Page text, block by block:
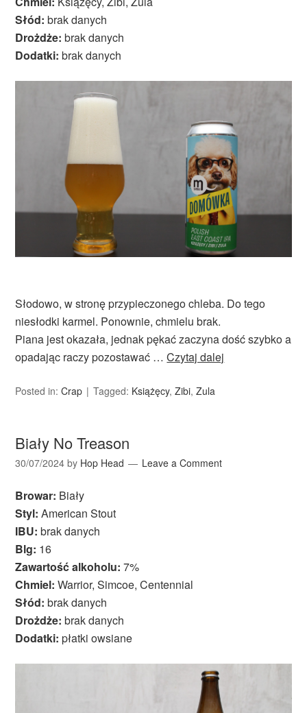
Słód: brak danych
Drożdże: brak danych
Dodatki: brak danych
Słodowo, w stronę przypieczonego chleba. Do tego
niesłodki karmel. Ponownie, chmielu brak.
Piana jest okazała, jednak pękać zaczyna dość szybko a
opadając raczy pozostawać …Czytaj dalej
Posted in:Crap Tagged: Książęcy,Zibi,Zula
Biały No Treason
30/07/2024 by Hop Head Leave a Comment
Browar: Biały
Styl: American Stout
IBU: brak danych
Blg: 16
Zawartość alkoholu: 7%
Chmiel: Warrior, Simcoe, Centennial
Słód: brak danych
Drożdże: brak danych
Dodatki: płatki owsiane